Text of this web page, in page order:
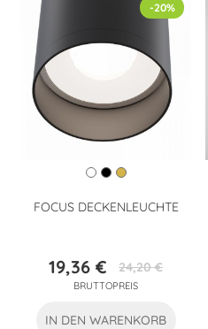
FOCUS DECKENLEUCHTE
Preis
19,36 €Verkaufspreis
24,20 €
BRUTTOPREIS
-20%
IN DEN WARENKORB